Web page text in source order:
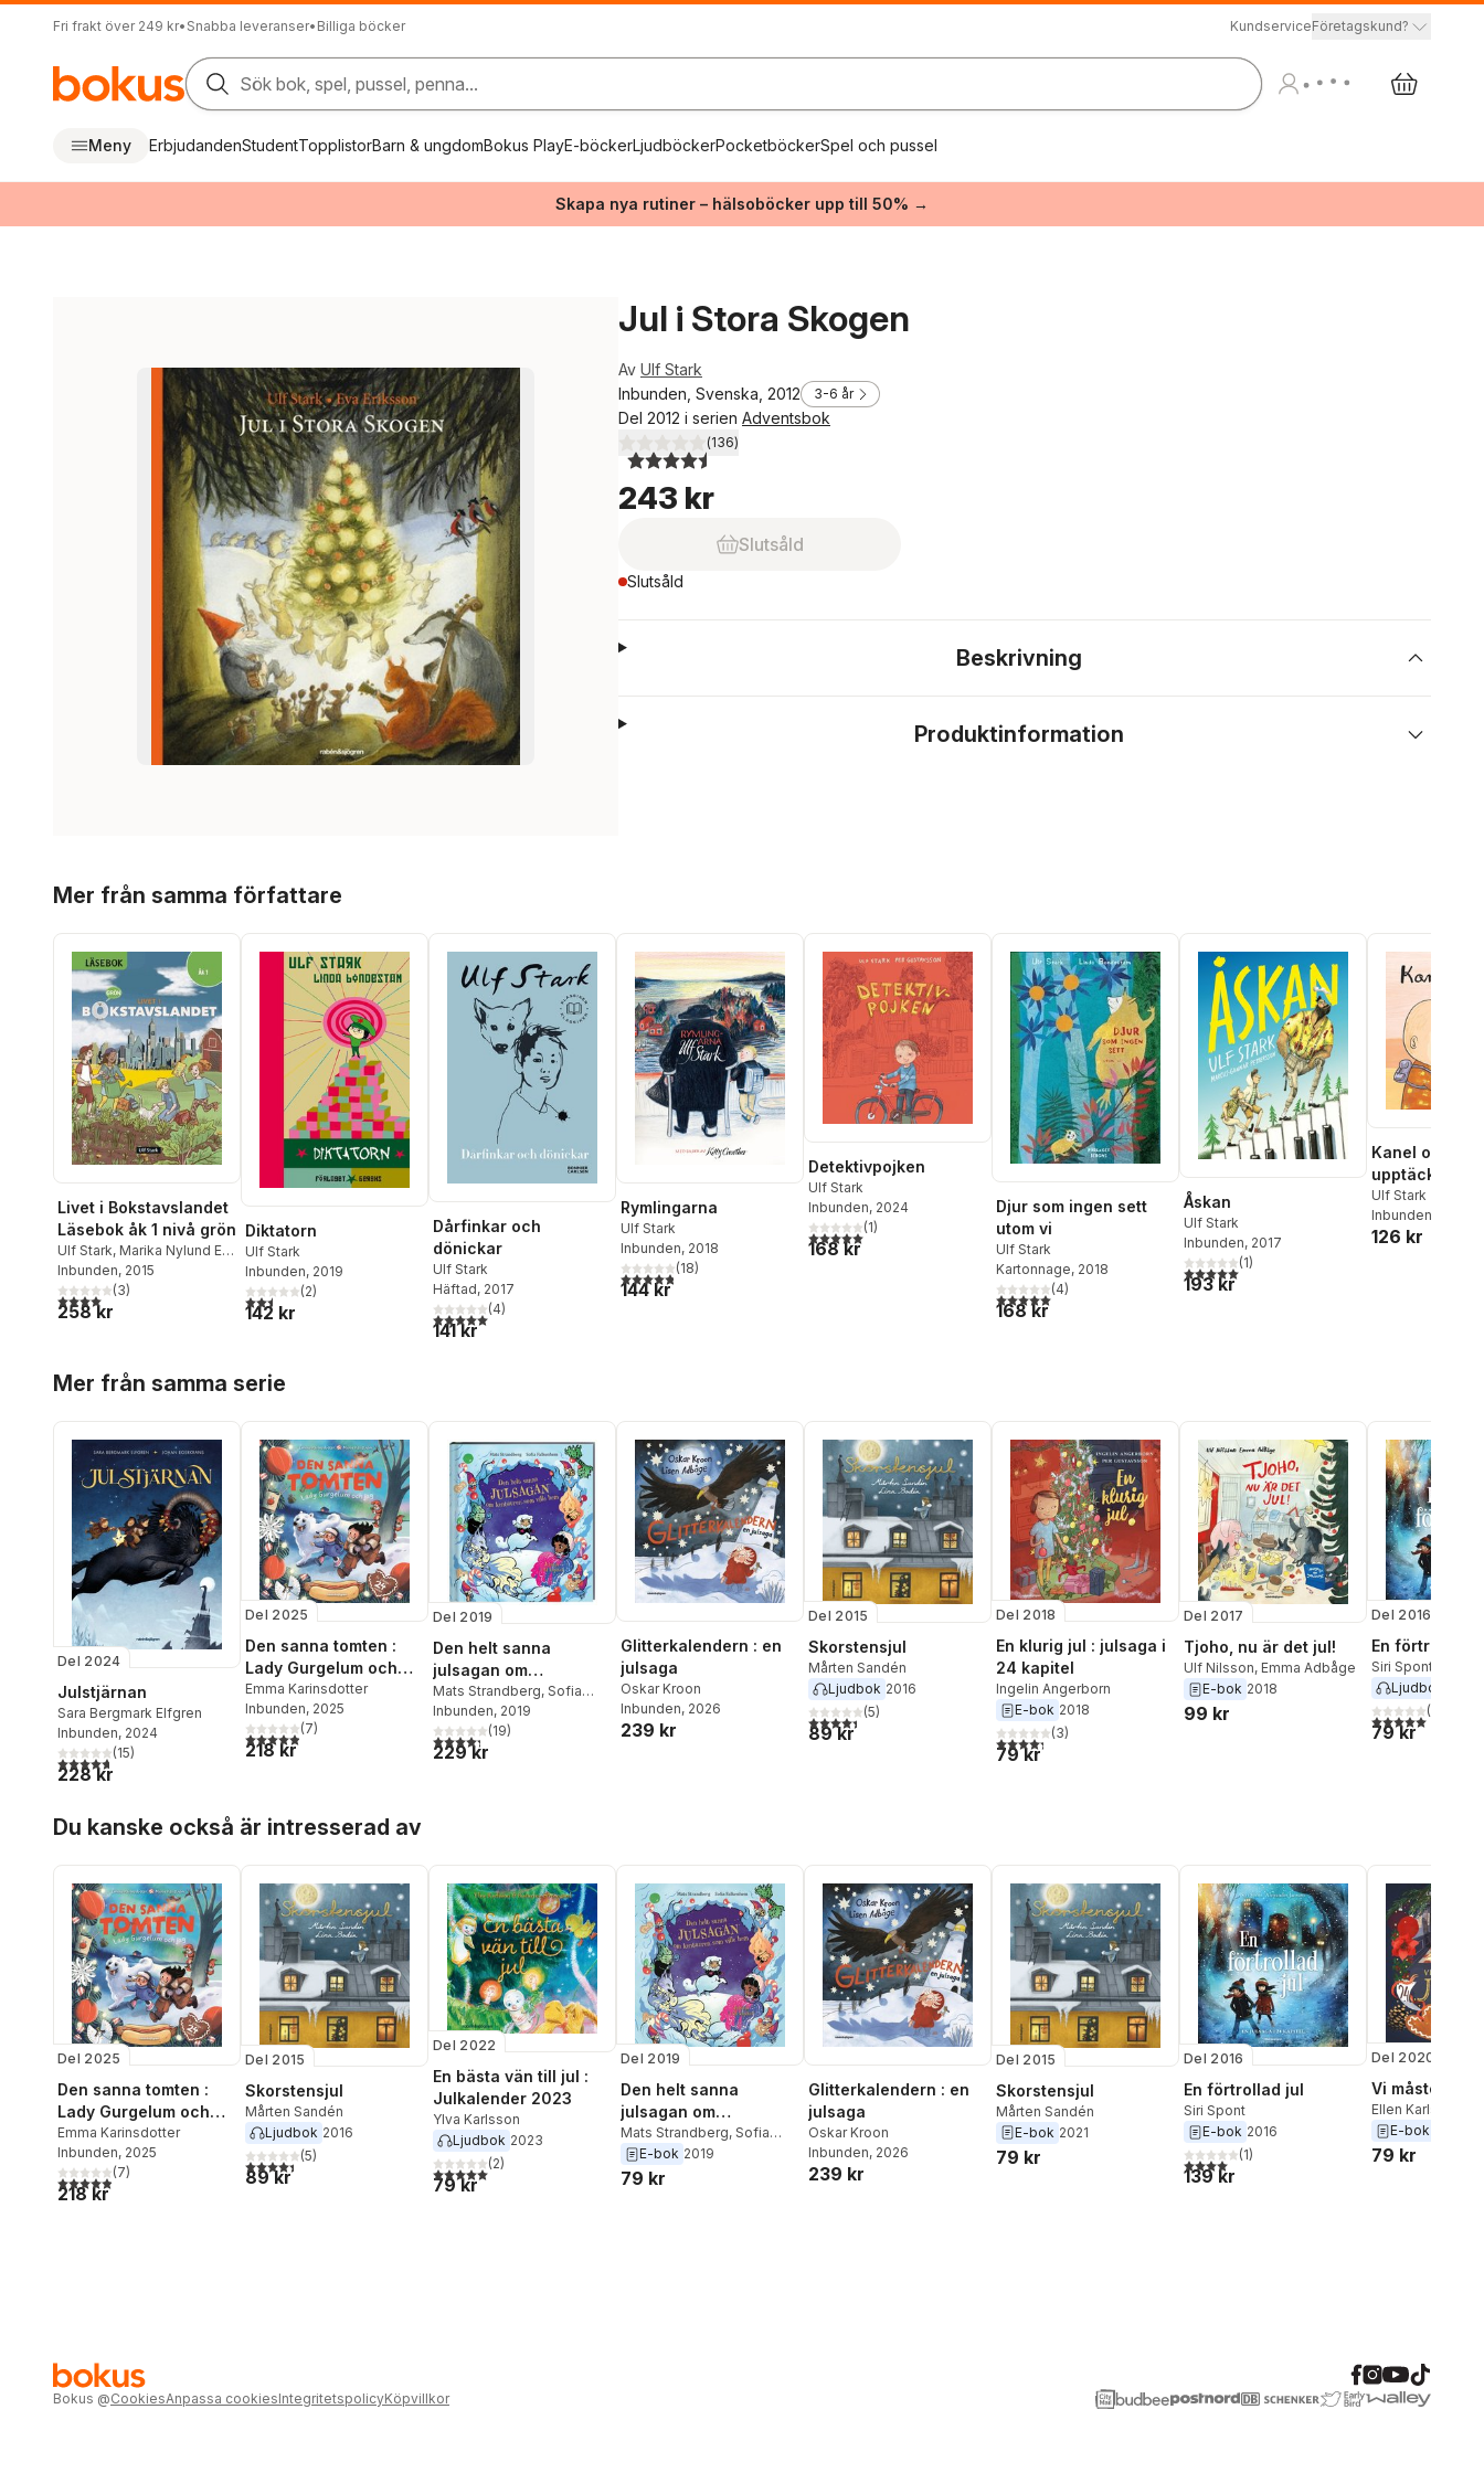
Fri frakt över 249 kr• Snabba leveranser• Billiga böcker KundserviceFöretagskund?
Sök bok, spel, pussel, penna...
Meny ErbjudandenStudentTopplistorBarn & ungdomBokus PlayE-böckerLjudböckerPocketböckerSpel och pussel
Skapa nya rutiner – hälsoböcker upp till 50% →
Jul i Stora Skogen
Av Ulf Stark
Inbunden, Svenska, 2012
3-6 år
Del 2012 i serien Adventsbok
4,5utav 5 stjärnor. Totalt antal röster:
(136)
243 kr
Slutsåld
Slutsåld
Beskrivning
Produktinformation
Mer från samma författare
Livet i Bokstavslandet
Läsebok åk 1 nivå grön
Ulf Stark, Marika Nylund Ek ,
Marie Trapp,Lena
Palovaara,Tarja Alatalo
Malin Wedsberg
Inbunden, 2015
4,0utav 5 stjärnor. Totalt antal röster:
(3)
258 kr
Diktatorn
Ulf Stark
Inbunden, 2019
2,5utav 5 stjärnor. Totalt antal röster:
(2)
142 kr
Dårfinkar och
dönickar
Ulf Stark
Häftad, 2017
5,0utav 5 stjärnor. Totalt antal röster:
(4)
141 kr
Rymlingarna
Ulf Stark
Inbunden, 2018
4,8utav 5 stjärnor. Totalt antal röster:
(18)
144 kr
Detektivpojken
Ulf Stark
Inbunden, 2024
5,0utav 5 stjärnor. Totalt antal röster:
(1)
168 kr
Djur som ingen sett
utom vi
Ulf Stark
Kartonnage, 2018
5,0utav 5 stjärnor. Totalt antal röster:
(4)
168 kr
Åskan
Ulf Stark
Inbunden, 2017
5,0utav 5 stjärnor. Totalt antal röster:
(1)
193 kr
Kanel och
upptäcker
Ulf Stark
Inbunden
126 kr
Mer från samma serie
Del 2024
Julstjärnan
Sara Bergmark Elfgren
Inbunden, 2024
4,7utav 5 stjärnor. Totalt antal röster:
(15)
228 kr
Del 2025
Den sanna tomten :
Lady Gurgelum och
jag
Emma Karinsdotter
Inbunden, 2025
4,9utav 5 stjärnor. Totalt antal röster:
(7)
218 kr
Del 2019
Den helt sanna
julsagan om
kentauren som ville
hem
Mats Strandberg, Sofia
Falkenhem
Inbunden, 2019
4,3utav 5 stjärnor. Totalt antal röster:
(19)
229 kr
Glitterkalendern : en
julsaga
Oskar Kroon
Inbunden, 2026
239 kr
Del 2015
Skorstensjul
Mårten Sandén
Ljudbok 2016
4,4utav 5 stjärnor. Totalt antal röster:
(5)
89 kr
Del 2018
En klurig jul : julsaga i
24 kapitel
Ingelin Angerborn
E-bok 2018
4,3utav 5 stjärnor. Totalt antal röster:
(3)
79 kr
Del 2017
Tjoho, nu är det jul!
Ulf Nilsson, Emma Adbåge
E-bok 2018
99 kr
Del 2016
En förtrollad
Siri Spont
Ljudbok
5,0utav 5(
79 kr
Du kanske också är intresserad av
Del 2025
Den sanna tomten :
Lady Gurgelum och
jag
Emma Karinsdotter
Inbunden, 2025
4,9utav 5 stjärnor. Totalt antal röster:
(7)
218 kr
Del 2015
Skorstensjul
Mårten Sandén
Ljudbok 2016
4,4utav 5 stjärnor. Totalt antal röster:
(5)
89 kr
Del 2022
En bästa vän till jul :
Julkalender 2023
Ylva Karlsson
Ljudbok 2023
5,0utav 5 stjärnor. Totalt antal röster:
(2)
79 kr
Del 2019
Den helt sanna
julsagan om
kentauren som ville
hem
Mats Strandberg, Sofia
Falkenhem
E-bok 2019
79 kr
Glitterkalendern : en
julsaga
Oskar Kroon
Inbunden, 2026
239 kr
Del 2015
Skorstensjul
Mårten Sandén
E-bok 2021
79 kr
Del 2016
En förtrollad jul
Siri Spont
E-bok 2016
4,0utav 5 stjärnor. Totalt antal röster:
(1)
139 kr
Del 2020
Vi måste
Ellen Karlsson
Heikkilä
E-bok
79 kr
Bokus @CookiesAnpassa cookiesIntegritetspolicyKöpvillkor